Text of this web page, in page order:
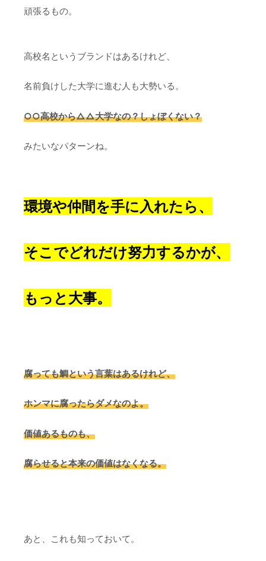
頑張るもの。
高校名というブランドはあるけれど、
名前負けした大学に進む人も大勢いる。
○○高校から△△大学なの？しょぼくない？
みたいなパターンね。
環境や仲間を手に入れたら、
そこでどれだけ努力するかが、
もっと大事。
腐っても鯛という言葉はあるけれど、
ホンマに腐ったらダメなのよ。
価値あるものも、
腐らせると本来の価値はなくなる。
あと、これも知っておいて。